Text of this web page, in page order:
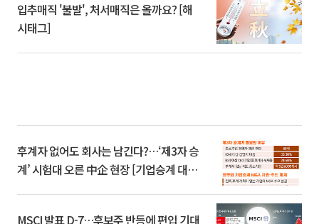
입추매직 '불발', 처서매직은 올까요? [해
시태그]
후계자 없어도 회사는 남긴다?…‘제3자 승
계’ 시험대 오른 中企 현장 [기업승계 대전
MSCI 발표 D-7…후보주 반등에 편입 기대